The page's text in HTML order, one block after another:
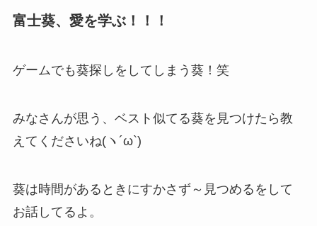
富士葵、愛を学ぶ！！！
ゲームでも葵探しをしてしまう葵！笑
みなさんが思う、ベスト似てる葵を見つけたら教
えてくださいね(ヽ´ω`)
葵は時間があるときにすかさず～見つめるをして
お話してるよ。